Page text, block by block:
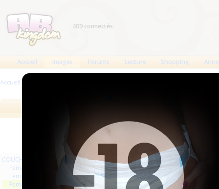
409 connectés
Accueil Images Forums Lecture Shopping
Accueil >
COUCHES
Femmes
Femmes séries et rafales
Femmes vintage
Pages :